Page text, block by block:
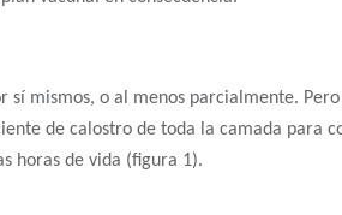
sí mismos, o al menos parcialmente.
de calostro de toda la camada para
horas de vida (figura 1).